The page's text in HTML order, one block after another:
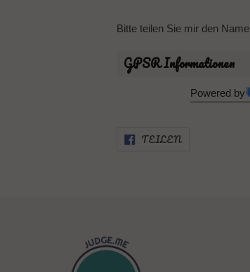
Bitte teilen Sie mir den
GPSR Informationen
Powered by
TEILENFACEBOOK